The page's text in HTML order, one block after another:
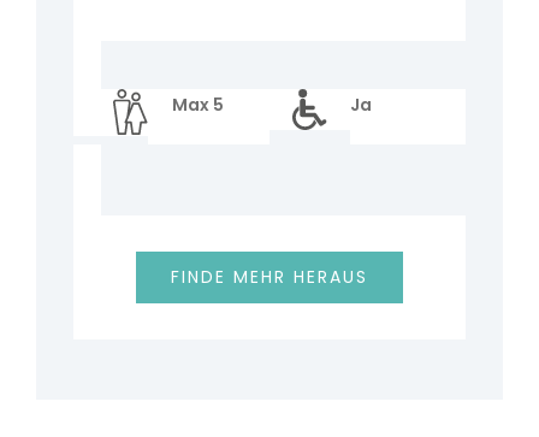
Max 5 Ja
FINDE MEHR HERAUS